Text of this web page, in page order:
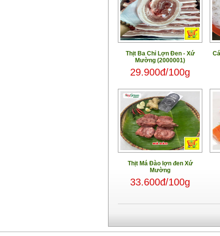
Thịt Ba Chỉ Lợn Đen - Xứ
Mường (2000001)
29.900đ/100g
Thịt Má Đào lợn đen Xứ
Mường
33.600đ/100g